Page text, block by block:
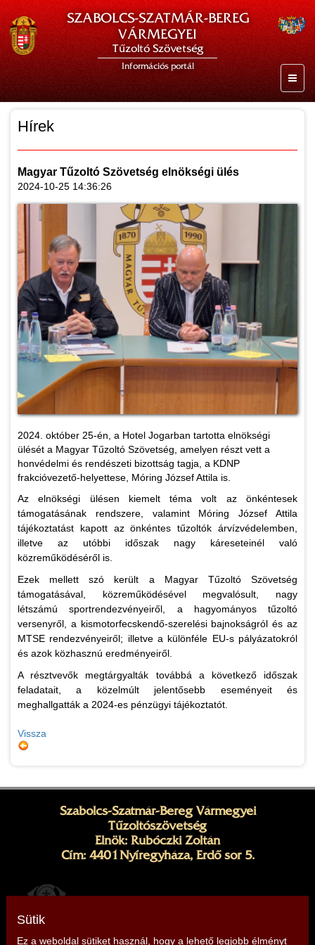
SZABOLCS-SZATMÁR-BEREG
VÁRMEGYEI
Tűzoltó Szövetség
Információs portál
Hírek
Magyar Tűzoltó Szövetség elnökségi ülés
2024-10-25 14:36:26
2024. október 25-én, a Hotel Jogarban tartotta elnökségi
ülését a Magyar Tűzoltó Szövetség, amelyen részt vett a
honvédelmi és rendészeti bizottság tagja, a KDNP
frakcióvezető-helyettese, Móring József Attila is.
Az elnökségi ülésen kiemelt téma volt az önkéntesek
támogatásának rendszere, valamint Móring József Attila
tájékoztatást kapott az önkéntes tűzoltók árvízvédelemben,
illetve az utóbbi időszak nagy káreseteinél való
közreműködéséről is.
Ezek mellett szó került a Magyar Tűzoltó Szövetség
támogatásával, közreműködésével megvalósult, nagy
létszámú sportrendezvényeiről, a hagyományos tűzoltó
versenyről, a kismotorfecskendő-szerelési bajnokságról és az
MTSE rendezvényeiről; illetve a különféle EU-s pályázatokról
és azok közhasznú eredményeiről.
A résztvevők megtárgyalták továbbá a következő időszak
feladatait, a közelmúlt jelentősebb eseményeit és
meghallgatták a 2024-es pénzügyi tájékoztatót.
Vissza
Szabolcs-Szatmár-Bereg Vármegyei
Tűzoltószövetség
Elnök: Rubóczki Zoltán
Cím: 4401 Nyíregyháza, Erdő sor 5.
Sütik
Ez a weboldal sütiket használ, hogy a lehető legjobb élményt